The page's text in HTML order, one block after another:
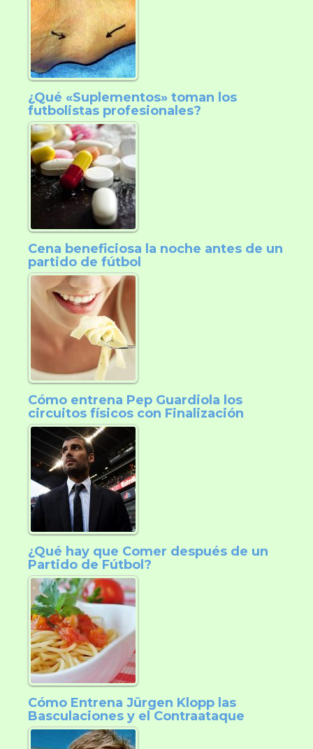
¿Qué «Suplementos» toman los
futbolistas profesionales?
Cena beneficiosa la noche antes de un
partido de fútbol
Cómo entrena Pep Guardiola los
circuitos físicos con Finalización
¿Qué hay que Comer después de un
Partido de Fútbol?
Cómo Entrena Jürgen Klopp las
Basculaciones y el Contraataque